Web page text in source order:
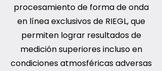
procesamiento de forma de onda
en línea exclusivos de RIEGL, que
permiten lograr resultados de
medición superiores incluso en
condiciones atmosféricas adversas